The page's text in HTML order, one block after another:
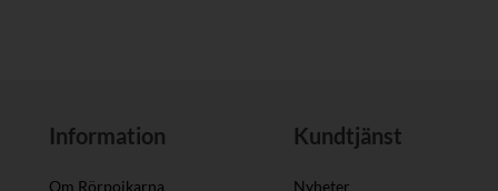
Information
Om Rörpojkarna
Kundtjänst
Nyheter